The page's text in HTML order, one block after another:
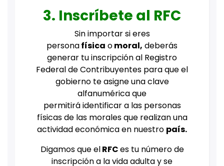
3. Inscríbete al RFC
Sin importar si eres
personafísica omoral, deberás
generar tu inscripción al Registro
Federal de Contribuyentes para que el
gobierno te asigne una clave
alfanumérica que
permitirá identificar a las personas
físicas de las morales que realizan una
actividad económica en nuestro país.
Digamos que elRFCes tu número de
inscripción a la vida adulta y se